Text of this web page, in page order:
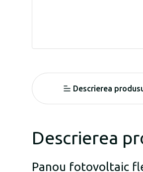
Descrierea
Descrierea
Panou fotovoltaic